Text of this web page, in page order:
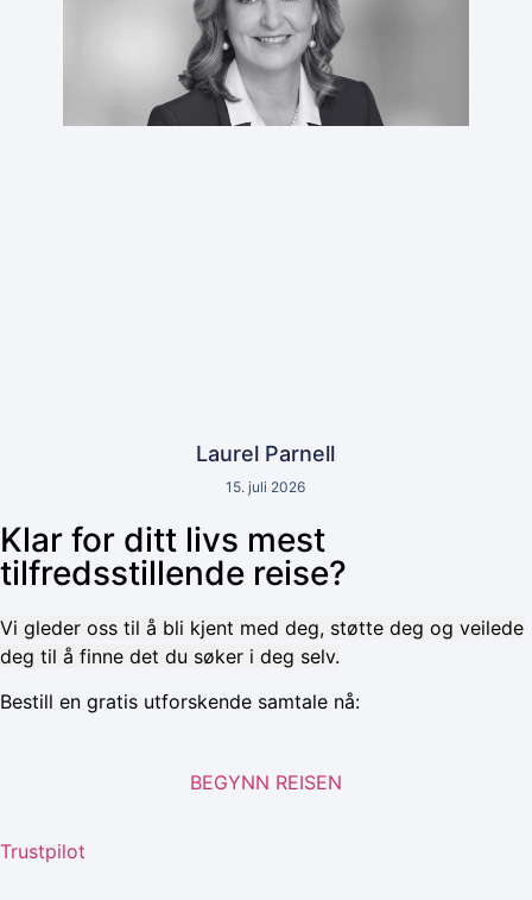
Laurel Parnell
15. juli 2026
Klar for ditt livs mest
tilfredsstillende reise?
Vi gleder oss til å bli kjent med deg, støtte deg og veilede
deg til å finne det du søker i deg selv.
Bestill en gratis utforskende samtale nå:
BEGYNN REISEN
Trustpilot